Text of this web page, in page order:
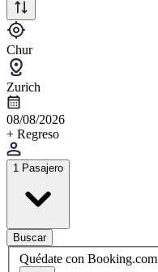
Chur
Zurich
08/08/2026
+ Regreso
1 Pasajero
Buscar
Quédate con Booking.com